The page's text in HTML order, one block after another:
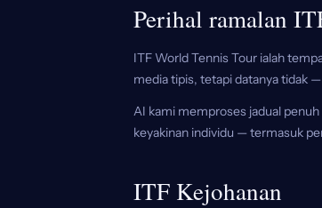
Perihal ramalan
ITF World Tennis Tour ialah
media tipis, tetapi datanya tidak
AI kami memproses jadual
keyakinan individu — termasuk
ITF Kejohanan